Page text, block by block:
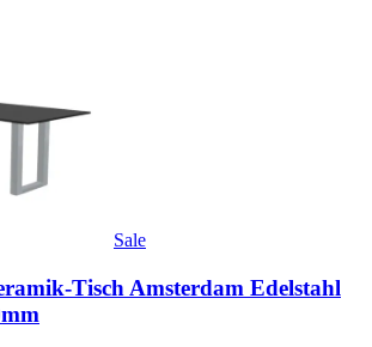
Sale
Tisch Amsterdam Edelstahl